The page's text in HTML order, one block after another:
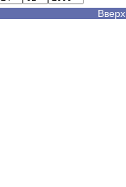
Вверх